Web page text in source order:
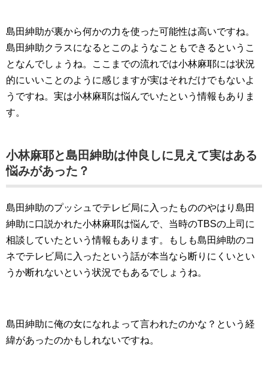
島田紳助が裏から何かの力を使った可能性は高いですね。
島田紳助クラスになるとこのようなこともできるというこ
となんでしょうね。ここまでの流れでは小林麻耶には状況
的にいいことのように感じますが実はそれだけでもないよ
うですね。実は小林麻耶は悩んでいたという情報もありま
す。
小林麻耶と島田紳助は仲良しに見えて実はある
悩みがあった？
島田紳助のプッシュでテレビ局に入ったもののやはり島田
紳助に口説かれた小林麻耶は悩んで、当時のTBSの上司に
相談していたという情報もあります。もしも島田紳助のコ
ネでテレビ局に入ったという話が本当なら断りにくいとい
うか断れないという状況でもあるでしょうね。
島田紳助に俺の女になれよって言われたのかな？という経
緯があったのかもしれないですね。